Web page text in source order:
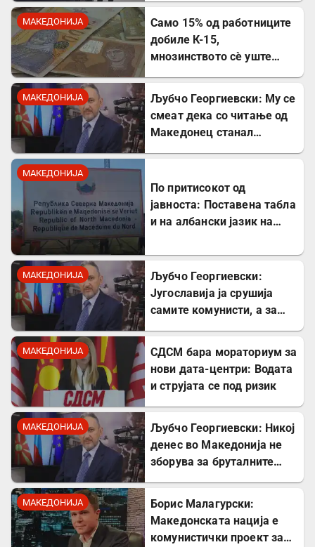
МАКЕДОНИЈА
Само 15% од работниците
добиле К-15,
мнозинството сè уште
МАКЕДОНИЈА
Љубчо Георгиевски: Му се
смеат дека со читање од
Македонец станал
интелектуалец
МАКЕДОНИЈА
По притисокот од
јавноста: Поставена табла
и на албански јазик на
МАКЕДОНИЈА
Љубчо Георгиевски:
Југославија ја срушија
самите комунисти, а за
МАКЕДОНИЈА
СДСМ бара мораториум за
нови дата-центри: Водата
и струјата се под ризик
МАКЕДОНИЈА
Љубчо Георгиевски: Никој
денес во Македонија не
зборува за бруталните
МАКЕДОНИЈА
Борис Малагурски:
Македонската нација е
комунистички проект за